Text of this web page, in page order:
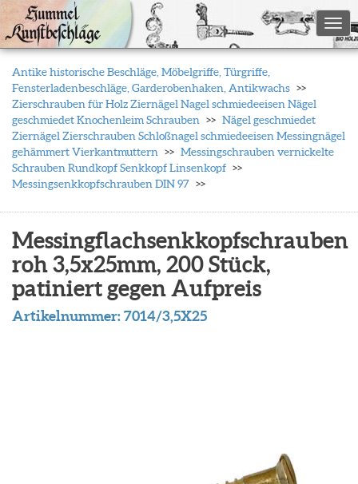
Antike historische Beschläge, Möbelgriffe, Türgriffe,
Fensterladenbeschläge, Garderobenhaken, Antikwachs
Zierschrauben für Holz Ziernägel Nagel schmiedeeisen Nägel
geschmiedet Knochenleim Schrauben
Nägel geschmiedet
Ziernägel Zierschrauben Schloßnagel schmiedeeisen Messingnägel
gehämmert Vierkantmuttern
Messingschrauben vernickelte
Schrauben Rundkopf Senkkopf Linsenkopf
Messingsenkkopfschrauben DIN 97
Messingflachsenkkopfschrauben
roh 3,5x25mm, 200 Stück,
patiniert gegen Aufpreis
Artikelnummer:7014/3,5X25